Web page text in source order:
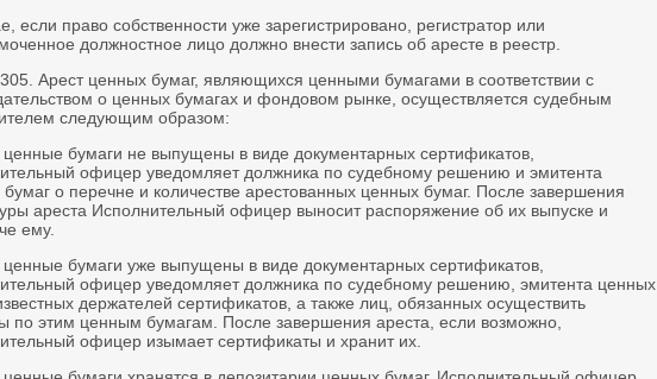
если право собственности уже зарегистрировано, регистратор или
должностное лицо должно внести запись об аресте в реестр.
Арест ценных бумаг, являющихся ценными бумагами в соответствии с
о ценных бумагах и фондовом рынке, осуществляется судебным
следующим образом:
бумаги не выпущены в виде документарных сертификатов,
офицер уведомляет должника по судебному решению и эмитента
о перечне и количестве арестованных ценных бумаг. После завершения
ареста Исполнительный офицер выносит распоряжение об их выпуске и
ему.
бумаги уже выпущены в виде документарных сертификатов,
офицер уведомляет должника по судебному решению, эмитента ценных
держателей сертификатов, а также лиц, обязанных осуществить
по этим ценным бумагам. После завершения ареста, если возможно,
офицер изымает сертификаты и хранит их.